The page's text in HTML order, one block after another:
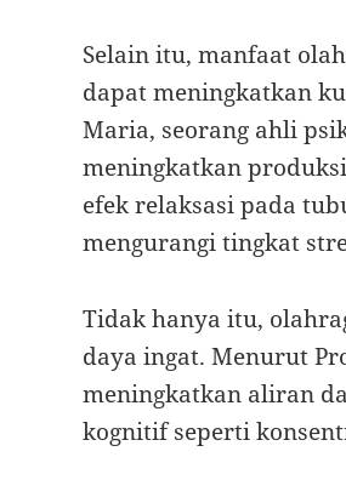
Selain itu, manfaat
dapat meningkatkan
Maria, seorang ahli
meningkatkan
efek relaksasi pada
mengurangi tingkat
Tidak hanya itu,
daya ingat. Menurut
meningkatkan aliran
kognitif seperti